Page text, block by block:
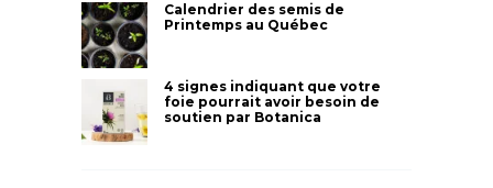
Calendrier des semis de
Printemps au Québec
4 signes indiquant que votre
foie pourrait avoir besoin de
soutien par Botanica